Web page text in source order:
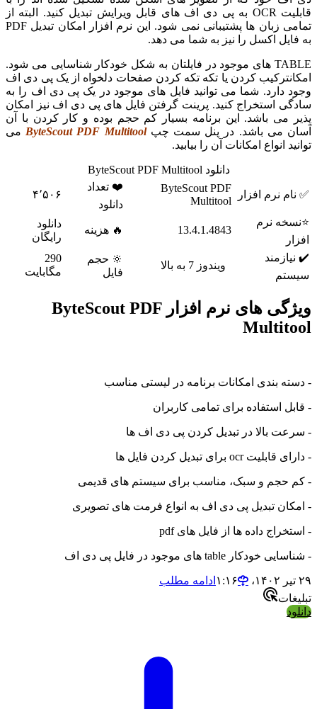
قابلیت OCR به پی دی اف های قابل ویرایش تبدیل کنید. البته از
تمامی زبان ها پشتیبانی نمی شود. این نرم افزار امکان تبدیل PDF
به فایل اکسل را نیز به شما می دهد.
TABLE های موجود در فایلتان به شکل خودکار شناسایی می شود.
امکانترکیب کردن یا تکه تکه کردن صفحات دلخواه از یک پی دی اف
وجود دارد. شما می توانید فایل های موجود در یک پی دی اف را به
سادگی استخراج کنید. پرینت گرفتن فایل های پی دی اف نیز امکان
پذیر می باشد. این برنامه بسیار کم حجم بوده و کار کردن با آن
آسان می باشد. در پنل سمت چپByteScout PDF Multitool می
توانید انواع امکانات آن را بیابید.
دانلود ByteScout PDF Multitool
✅ نام نرم افزار
ByteScout PDF
Multitool
❤️ تعداد
دانلود
۴٬۵۰۶
⭐نسخه نرم
افزار
13.4.1.4843 🔥 هزینه
دانلود
رایگان
✔️ نیازمند
سیستم
ویندوز 7 به بالا
🔆 حجم
فایل
290
مگابایت
ویژگی های نرم افزار ByteScout PDF
Multitool
- دسته بندی امکانات برنامه در لیستی مناسب
- قابل استفاده برای تمامی کاربران
- سرعت بالا در تبدیل کردن پی دی اف ها
- دارای قابلیت ocr برای تبدیل کردن فایل ها
- کم حجم و سبک، مناسب برای سیستم های قدیمی
- امکان تبدیل پی دی اف به انواع فرمت های تصویری
- استخراج داده ها از فایل های pdf
- شناسایی خودکار table های موجود در فایل پی دی اف
۲۹ تیر ۱۴۰۲،‏ ۱:۱۶
ادامه مطلب
تبلیغات
دانلود